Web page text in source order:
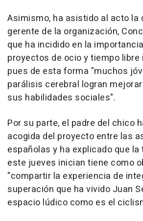
Asimismo, ha asistido al acto la
gerente de la organización,
que ha incidido en la
proyectos de ocio y tiempo libre
pues de esta forma "muchos
parálisis cerebral logran
sus habilidades sociales".
Por su parte, el padre del chico
acogida del proyecto entre las
españolas y ha explicado que la
este jueves inician tiene como
"compartir la experiencia de
superación que ha vivido Juan
espacio lúdico como es el